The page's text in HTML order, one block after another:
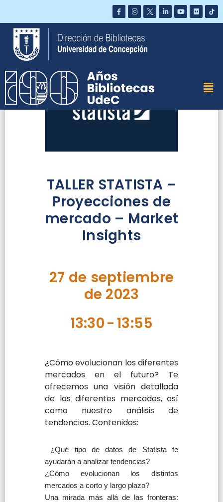
Saltar
contenido
TALLER STATISTA –
Proyecciones de
mercado – Market
Insights
27 de septiembre
de 2023
13:30-13:55
¿Cómo evolucionan los diferentes
mercados en el futuro? Te
ofrecemos una visión detallada
de los diferentes mercados, así
como nuestro análisis de
tendencias. Contenidos:
¿Qué tipo de datos de Statista te
ayudarán a analizar tendencias?
¿Cómo evolucionan los distintos
mercados a corto y largo plazo?
Una mirada más allá de las fronteras: